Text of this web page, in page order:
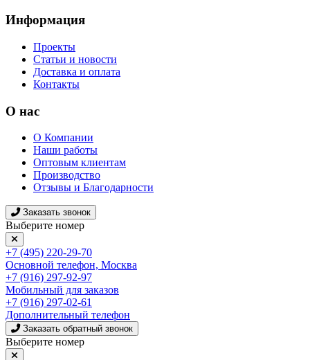
Информация
Проекты
Статьи и новости
Доставка и оплата
Контакты
О нас
О Компании
Наши работы
Оптовым клиентам
Производство
Отзывы и Благодарности
Заказать звонок
Выберите номер
+7 (495) 220-29-70
Основной телефон, Москва
+7 (916) 297-92-97
Мобильный для заказов
+7 (916) 297-02-61
Дополнительный телефон
Заказать обратный звонок
Выберите номер